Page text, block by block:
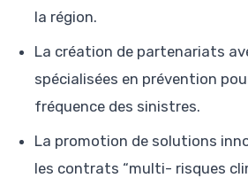
la région.
La création de partenariats
spécialisées en prévention
fréquence des sinistres.
La promotion de solutions
les contrats “multi- risques